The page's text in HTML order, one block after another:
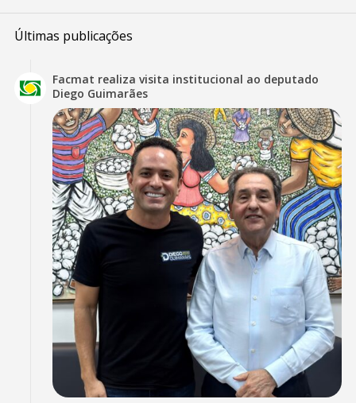
Últimas publicações
Facmat realiza visita institucional ao deputado
Diego Guimarães